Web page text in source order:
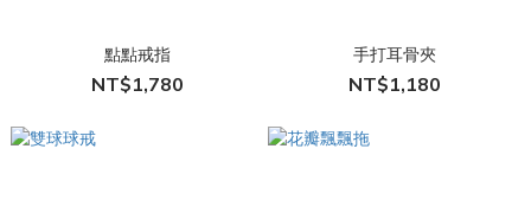
點點戒指
NT$1,780
手打耳骨夾
NT$1,180